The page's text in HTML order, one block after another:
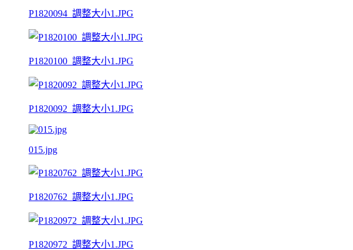
P1820094_調整大小1.JPG
P1820100_調整大小1.JPG
P1820092_調整大小1.JPG
015.jpg
P1820762_調整大小1.JPG
P1820972_調整大小1.JPG